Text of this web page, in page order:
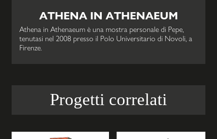
ATHENA IN ATHENAEUM
Athena in Athenaeum è una mostra personale di Pepe,
tenutasi nel 2008 presso il Polo Universitario di Novoli, a
Firenze.
Progetti correlati